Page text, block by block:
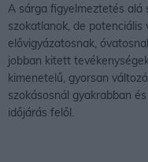
A sárga figyelmeztetés alá
szokatlanok, de
elővigyázatosnak,
jobban kitett
kimenetelű, gyorsan
szokásosnál gyakrabban
időjárás felől.